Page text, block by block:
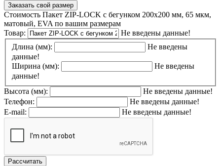
Заказать свой размер
Стоимость Пакет ZIP-LOCK с бегунком 200х200 мм, 65 мкм,
матовый, EVA по вашим размерам
Товар:
Не введены данные!
Длина (мм):
Не введены
данные!
Ширина (мм):
Не введены
данные!
Высота (мм):
Не введены данные!
Телефон:
Не введены данные!
E-mail:
Не введены данные!
Рассчитать